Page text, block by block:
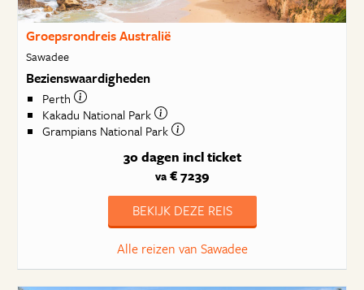
Groepsrondreis Australië
Sawadee
Bezienswaardigheden
Perth
Kakadu National Park
Grampians National Park
30 dagen incl ticket
va€ 7239
BEKIJK DEZE REIS
Alle reizen van Sawadee